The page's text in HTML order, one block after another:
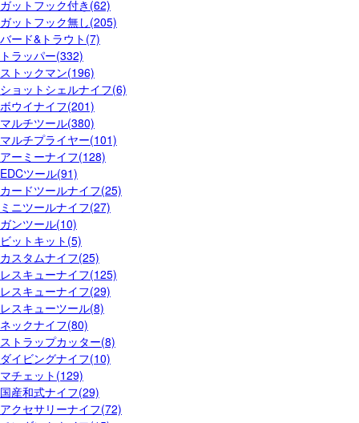
ガットフック付き(62)
ガットフック無し(205)
バード&トラウト(7)
トラッパー(332)
ストックマン(196)
ショットシェルナイフ(6)
ボウイナイフ(201)
マルチツール(380)
マルチプライヤー(101)
アーミーナイフ(128)
EDCツール(91)
カードツールナイフ(25)
ミニツールナイフ(27)
ガンツール(10)
ビットキット(5)
カスタムナイフ(25)
レスキューナイフ(125)
レスキューナイフ(29)
レスキューツール(8)
ネックナイフ(80)
ストラップカッター(8)
ダイビングナイフ(10)
マチェット(129)
国産和式ナイフ(29)
アクセサリーナイフ(72)